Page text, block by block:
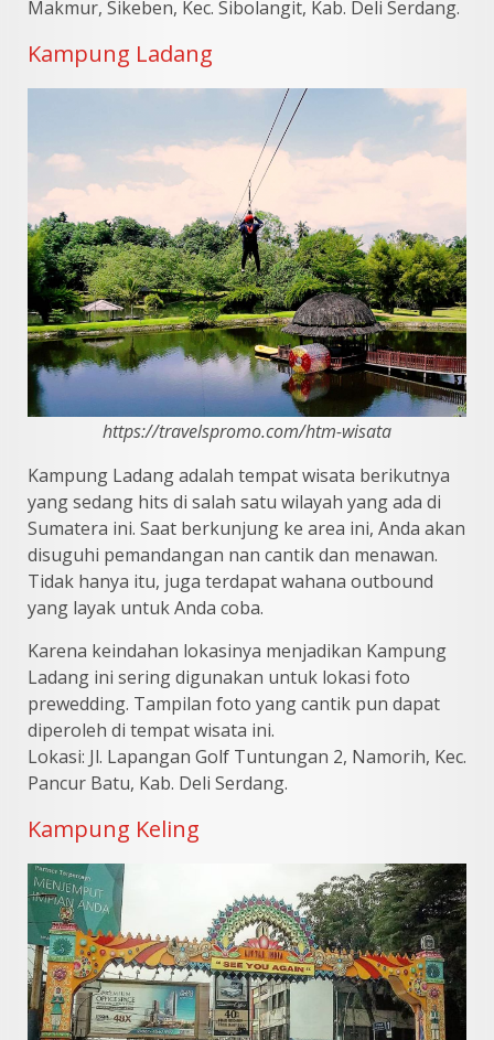
Makmur, Sikeben, Kec. Sibolangit, Kab. Deli Serdang.
Kampung Ladang
https://travelspromo.com/htm-wisata
Kampung Ladang adalah tempat wisata berikutnya
yang sedang hits di salah satu wilayah yang ada di
Sumatera ini. Saat berkunjung ke area ini, Anda akan
disuguhi pemandangan nan cantik dan menawan.
Tidak hanya itu, juga terdapat wahana outbound
yang layak untuk Anda coba.
Karena keindahan lokasinya menjadikan Kampung
Ladang ini sering digunakan untuk lokasi foto
prewedding. Tampilan foto yang cantik pun dapat
diperoleh di tempat wisata ini.
Lokasi: Jl. Lapangan Golf Tuntungan 2, Namorih, Kec.
Pancur Batu, Kab. Deli Serdang.
Kampung Keling